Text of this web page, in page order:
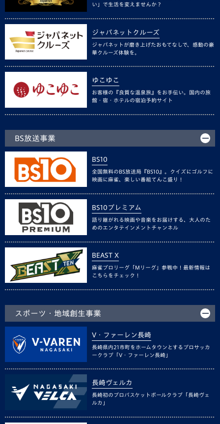
い」で生活を変えませんか？
ジャパネットクルーズ
ジャパネットが磨き上げたおもてなしで、感動の豪
華クルーズ体験を。
ゆこゆこ
お客様の『良質な温泉旅』をお手伝い。国内の旅
館・宿・ホテルの宿泊予約サイト
BS放送事業
BS10
全国無料のBS放送局『BS10』。クイズにゴルフに
映画に麻雀、楽しい番組てんこ盛り！
BS10プレミアム
語り継がれる映画や音楽をお届けする、大人のた
めのエンタテインメントチャンネル
BEAST X
麻雀プロリーグ「Mリーグ」参戦中！最新情報は
こちらをチェック！
スポーツ・地域創生事業
V・ファーレン長崎
長崎県内21市町をホームタウンとするプロサッカ
ークラブ「V・ファーレン長崎」
長崎ヴェルカ
長崎初のプロバスケットボールクラブ「長崎ヴェ
ルカ」